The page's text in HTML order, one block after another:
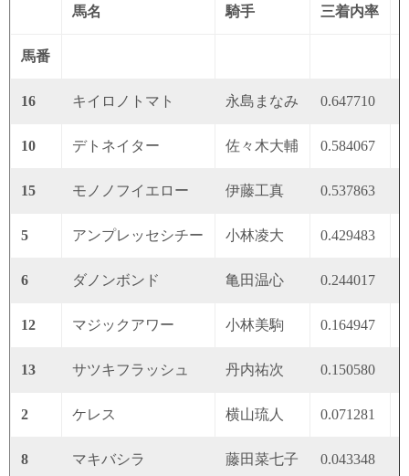
馬名 騎手 三着内率
馬番
16 キイロノトマト 永島まなみ 0.647710
10 デトネイター 佐々木大輔 0.584067
15 モノノフイエロー 伊藤工真 0.537863
5 アンプレッセシチー 小林凌大 0.429483
6 ダノンボンド 亀田温心 0.244017
12 マジックアワー 小林美駒 0.164947
13 サツキフラッシュ 丹内祐次 0.150580
2 ケレス 横山琉人 0.071281
8 マキバシラ 藤田菜七子 0.043348